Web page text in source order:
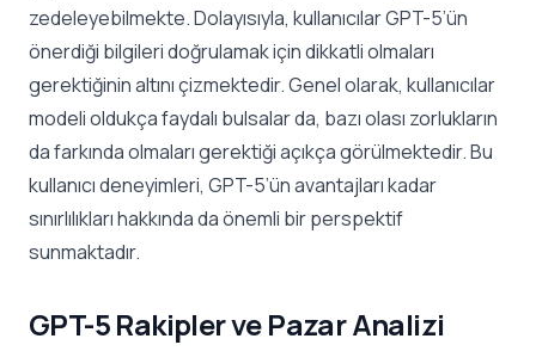
zedeleyebilmekte. Dolayısıyla, kullanıcılar GPT-5’ün
önerdiği bilgileri doğrulamak için dikkatli olmaları
gerektiğinin altını çizmektedir. Genel olarak, kullanıcılar
modeli oldukça faydalı bulsalar da, bazı olası zorlukların
da farkında olmaları gerektiği açıkça görülmektedir. Bu
kullanıcı deneyimleri, GPT-5’ün avantajları kadar
sınırlılıkları hakkında da önemli bir perspektif
sunmaktadır.
GPT-5 Rakipler ve Pazar Analizi